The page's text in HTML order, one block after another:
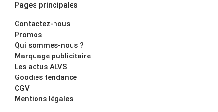
Pages principales
Contactez-nous
Promos
Qui sommes-nous ?
Marquage publicitaire
Les actus ALVS
Goodies tendance
CGV
Mentions légales